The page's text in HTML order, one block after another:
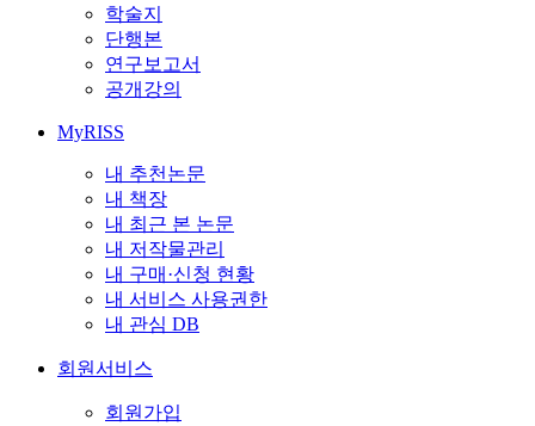
학술지
단행본
연구보고서
공개강의
MyRISS
내 추천논문
내 책장
내 최근 본 논문
내 저작물관리
내 구매·신청 현황
내 서비스 사용권한
내 관심 DB
회원서비스
회원가입